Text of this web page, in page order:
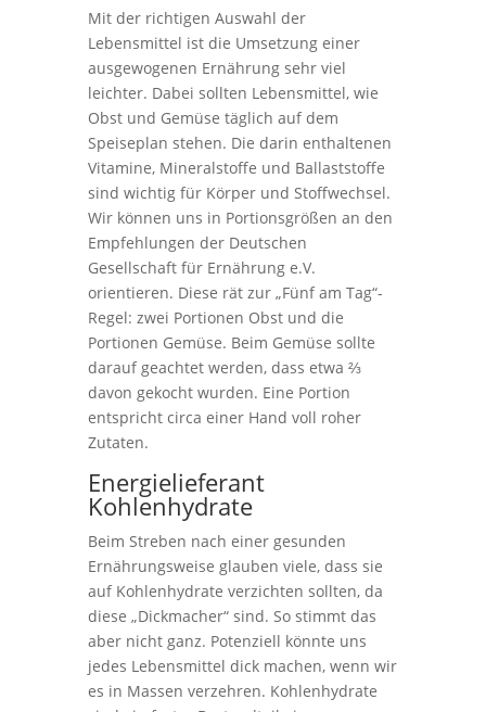
Mit der richtigen Auswahl der
Lebensmittel ist die Umsetzung einer
ausgewogenen Ernährung sehr viel
leichter. Dabei sollten Lebensmittel, wie
Obst und Gemüse täglich auf dem
Speiseplan stehen. Die darin enthaltenen
Vitamine, Mineralstoffe und Ballaststoffe
sind wichtig für Körper und Stoffwechsel.
Wir können uns in Portionsgrößen an den
Empfehlungen der Deutschen
Gesellschaft für Ernährung e.V.
orientieren. Diese rät zur „Fünf am Tag“-
Regel: zwei Portionen Obst und die
Portionen Gemüse. Beim Gemüse sollte
darauf geachtet werden, dass etwa ⅔
davon gekocht wurden. Eine Portion
entspricht circa einer Hand voll roher
Zutaten.
Energielieferant
Kohlenhydrate
Beim Streben nach einer gesunden
Ernährungsweise glauben viele, dass sie
auf Kohlenhydrate verzichten sollten, da
diese „Dickmacher“ sind. So stimmt das
aber nicht ganz. Potenziell könnte uns
jedes Lebensmittel dick machen, wenn wir
es in Massen verzehren. Kohlenhydrate